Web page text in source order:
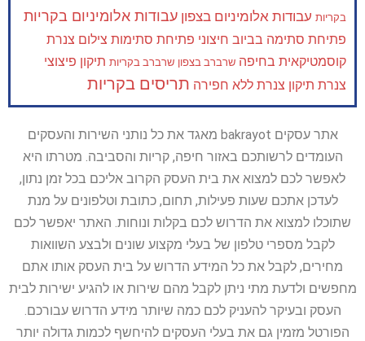
בקריות עבודות אלומיניום בצפון עבודות אלומיניום בקריות
פתיחת סתימה בביוב חיצוני פתיחת סתימות צילום צנרת
קוסמטיקאית בחיפה שרברב בצפון שרברב בקריות תיקון פיצוצי
צנרת תיקון צנרת ללא חפירה תריסים בקריות
אתר עסקים bakrayot מאגד את כל נותני השירות והעסקים
העומדים לרשותכם באזור חיפה, קריות והסביבה. מטרתו היא
לאפשר לכם למצוא את בית העסק הקרוב אליכם בכל זמן נתון,
לעדכן אתכם שעות פעילות, תחום, כתובת וטלפונים על מנת
שתוכלו למצוא את הדרוש לכם בקלות ונוחות. האתר יאפשר לכם
לקבל מספרי טלפון של בעלי מקצוע שונים ולבצע השוואות
מחירים, לקבל את כל המידע הדרוש על בית העסק אותו אתם
מחפשים ולדעת מתי ניתן לקבל מהם שירות או להגיע ישירות לבית
העסק ובעיקר להעניק לכם כמה שיותר מידע הדרוש עבורכם.
הפורטל מזמין גם את בעלי העסקים להיחשף לכמות גדולה יותר